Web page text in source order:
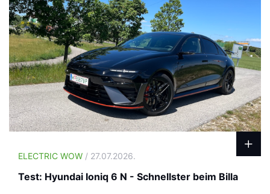
ELECTRIC WOW / 27.07.2026.
Test: Hyundai Ioniq 6 N - Schnellster beim Billa